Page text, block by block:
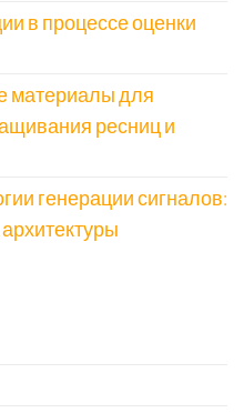
в процессе оценки
материалы для
ресниц и
генерации сигналов: